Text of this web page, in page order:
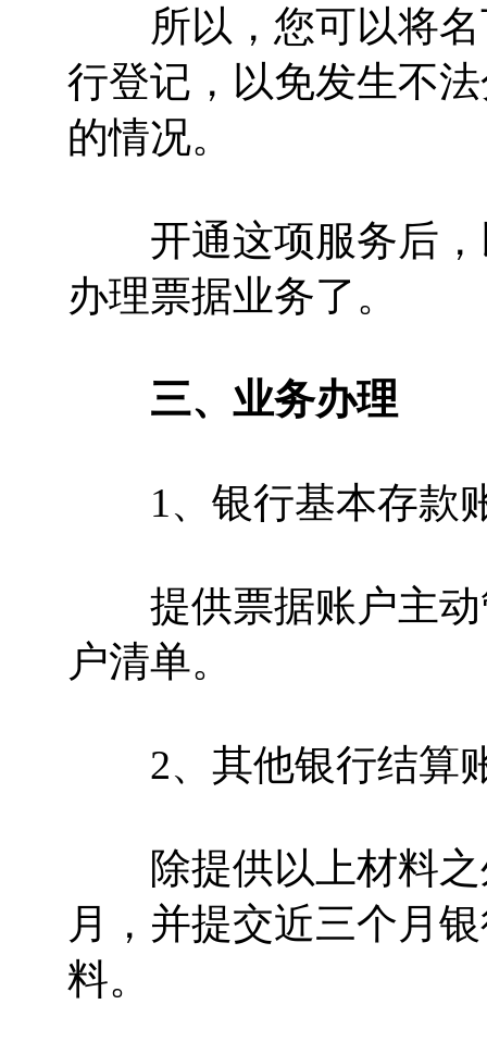
所以，您可以将名
行登记，以免发生不
的情况。
开通这项服务后，
办理票据业务了。
三、业务办理
1、银行基本存款
提供票据账户主动
户清单。
2、其他银行结算
除提供以上材料之
月，并提交近三个月
料。